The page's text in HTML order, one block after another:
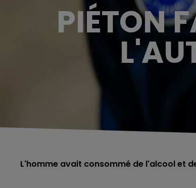
PIÉTON
L'homme avait consommé de l'alcool et